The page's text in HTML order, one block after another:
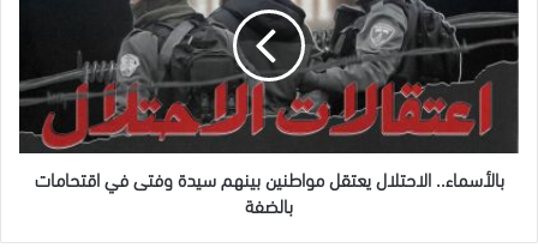
مواطنين
بينهم
سيدة
اقتحامات
بالضفة
بالأسماء.. الاحتلال يعتقل مواطنين بينهم سيدة وفتى في اقتحامات
بالضفة